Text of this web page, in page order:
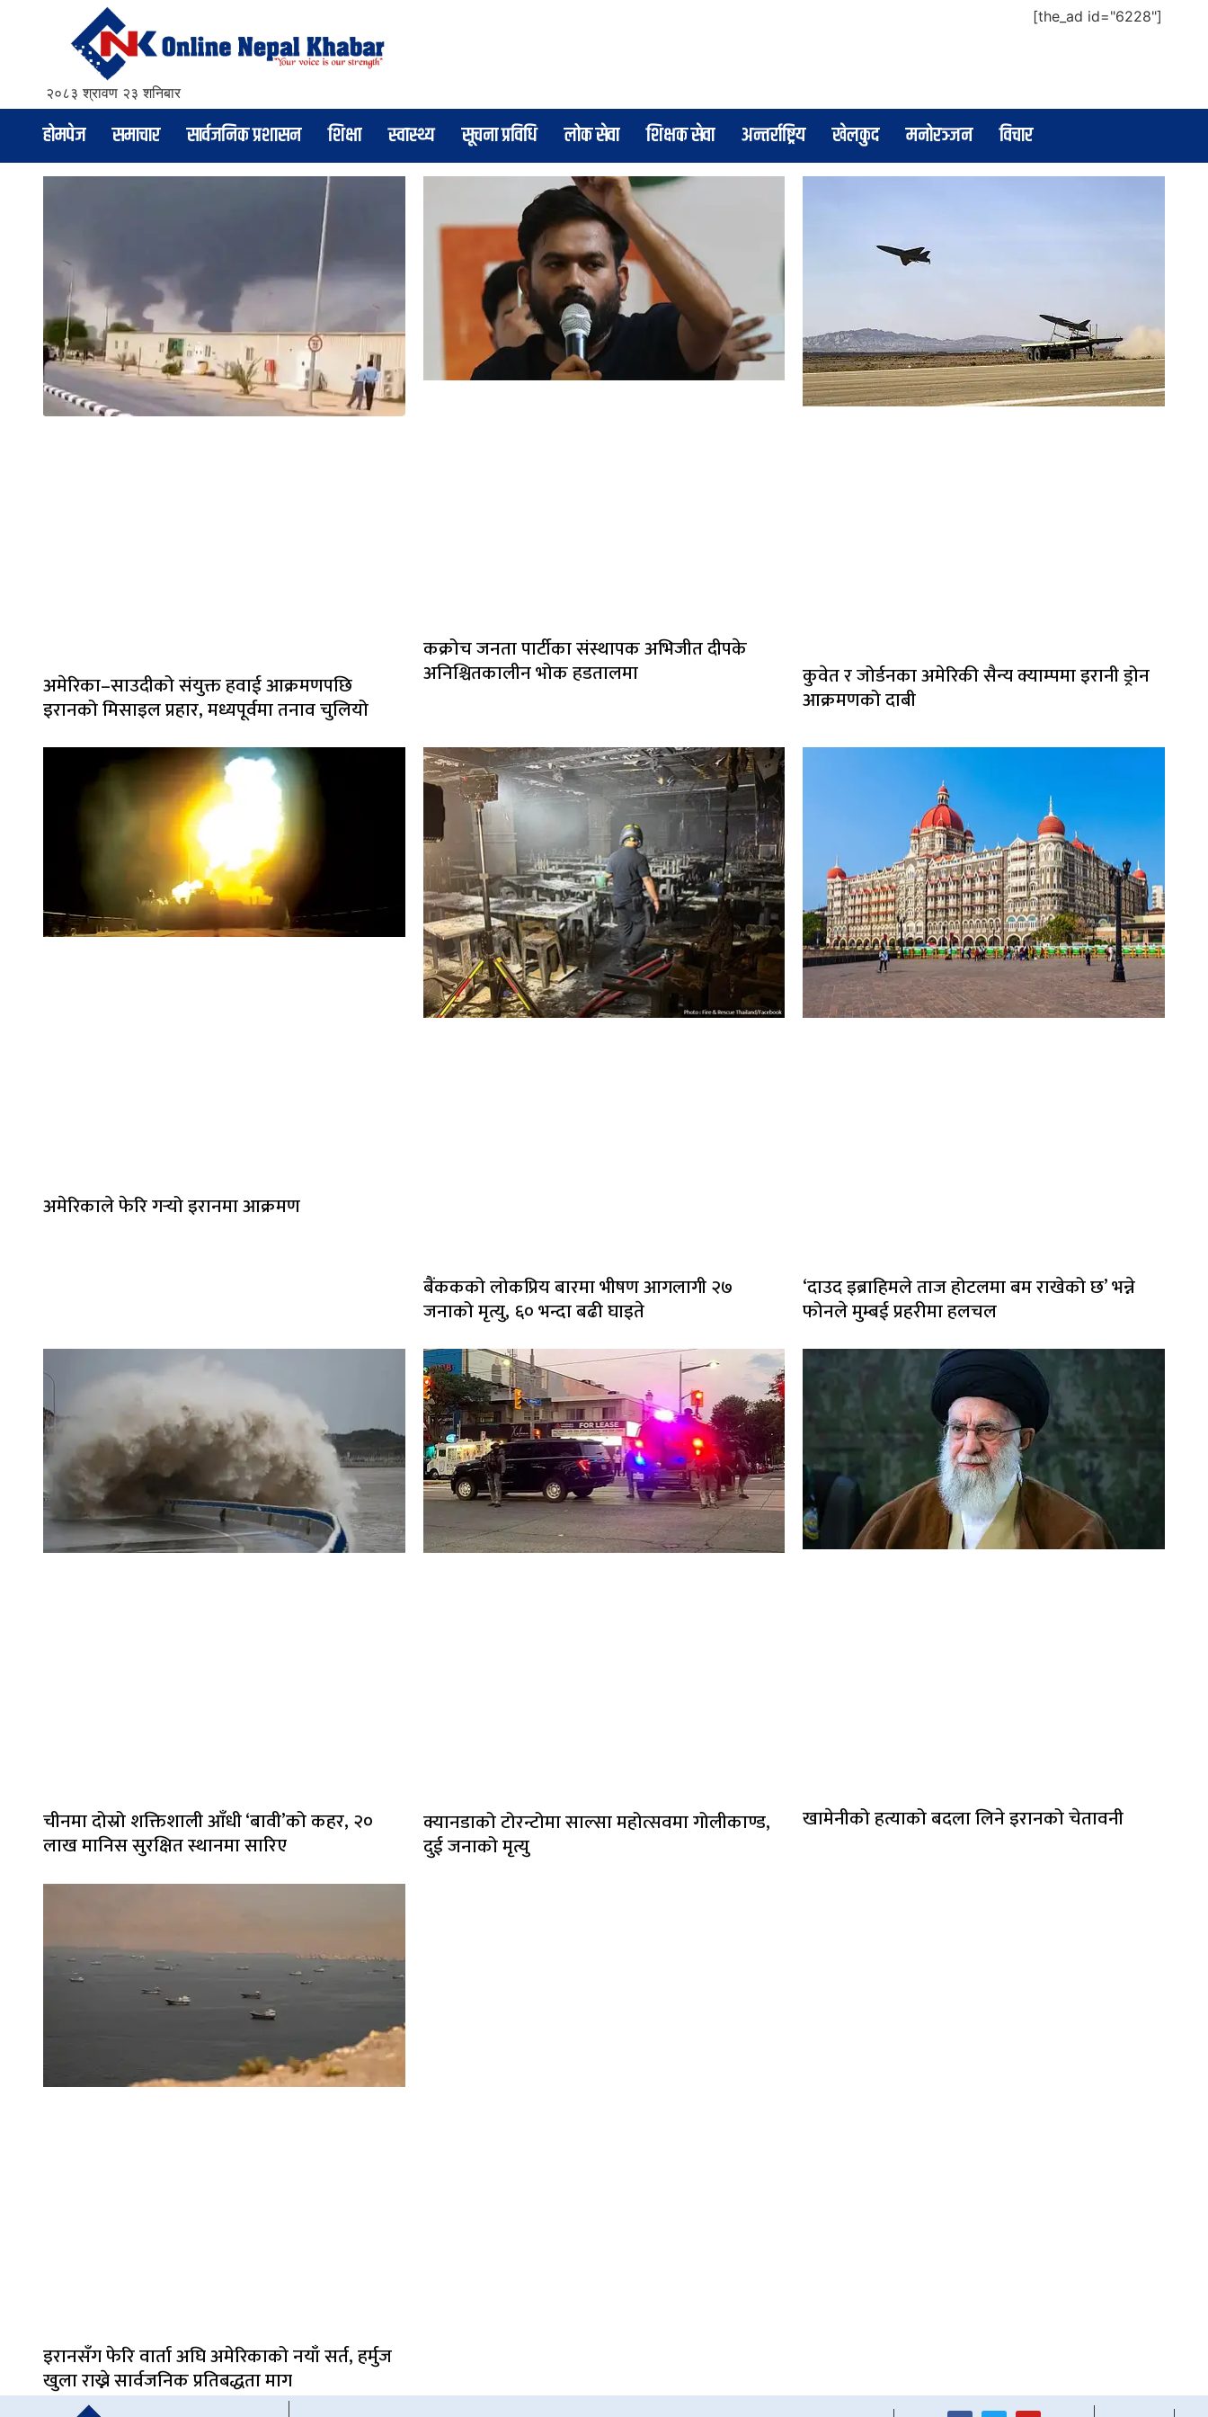
२०८३ श्रावण २३ शनिबार
[the_ad id="6228"]
होमपेज समाचार सार्वजनिक प्रशासन शिक्षा स्वास्थ्य सूचना प्रविधि लोक सेवा शिक्षक सेवा अन्तर्राष्ट्रिय खेलकुद मनोरञ्जन विचार
अमेरिका–साउदीको संयुक्त हवाई आक्रमणपछि
इरानको मिसाइल प्रहार, मध्यपूर्वमा तनाव चुलियो
कक्रोच जनता पार्टीका संस्थापक अभिजीत दीपके
अनिश्चितकालीन भोक हडतालमा कुवेत र जोर्डनका अमेरिकी सैन्य क्याम्पमा इरानी ड्रोन
आक्रमणको दाबी
अमेरिकाले फेरि गर्‍यो इरानमा आक्रमण
बैंककको लोकप्रिय बारमा भीषण आगलागी २७
जनाको मृत्यु, ६० भन्दा बढी घाइते
‘दाउद इब्राहिमले ताज होटलमा बम राखेको छ’ भन्ने
फोनले मुम्बई प्रहरीमा हलचल
चीनमा दोस्रो शक्तिशाली आँधी ‘बावी’को कहर, २०
लाख मानिस सुरक्षित स्थानमा सारिए
क्यानडाको टोरन्टोमा साल्सा महोत्सवमा गोलीकाण्ड,
दुई जनाको मृत्यु
खामेनीको हत्याको बदला लिने इरानको चेतावनी
इरानसँग फेरि वार्ता अघि अमेरिकाको नयाँ सर्त, हर्मुज
खुला राख्ने सार्वजनिक प्रतिबद्धता माग